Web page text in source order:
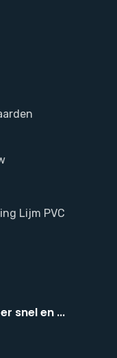
Lijm PVC
snel en ...